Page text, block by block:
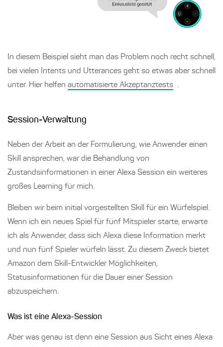
In diesem Beispiel sieht man das Problem noch recht schnell,
bei vielen Intents und Utterances geht so etwas aber schnell
unter. Hier helfen automatisierte Akzeptanztests .
Session-Verwaltung
Neben der Arbeit an der Formulierung, wie Anwender einen
Skill ansprechen, war die Behandlung von
Zustandsinformationen in einer Alexa Session ein weiteres
großes Learning für mich.
Bleiben wir beim initial vorgestellten Skill für ein Würfelspiel.
Wenn ich ein neues Spiel für fünf Mitspieler starte, erwarte
ich als Anwender, dass sich Alexa diese Information merkt
und nun fünf Spieler würfeln lässt. Zu diesem Zweck bietet
Amazon dem Skill-Entwickler Möglichkeiten,
Statusinformationen für die Dauer einer Session
abzuspeichern.
Was ist eine Alexa-Session
Aber was genau ist denn eine Session aus Sicht eines Alexa